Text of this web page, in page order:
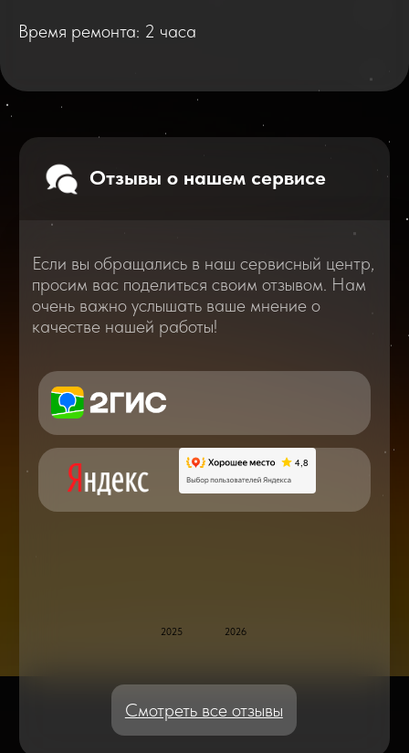
Время ремонта: 2 часа
Смотреть все отзывы
по ремонту в онлайн в чате
Блог статей - важное,
полезное, новое
В нашем блоге статей мы расскажем
Вам о самом важном, полезном и новом